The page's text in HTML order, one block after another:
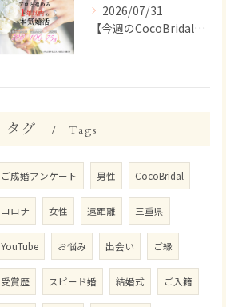
2026/07/31
【今週のCocoBridal】7/27〜7/31 会員様 活動報告✨
タグ Tags
ご成婚アンケート 男性 CocoBridal
コロナ 女性 遠距離 三重県
YouTube お悩み 出会い ご縁
受賞歴 スピード婚 結婚式 ご入籍